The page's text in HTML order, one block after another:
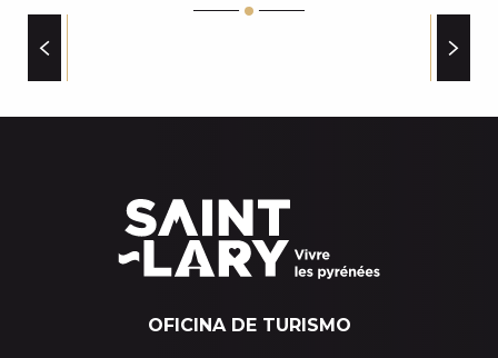
OFICINA DE TURISMO